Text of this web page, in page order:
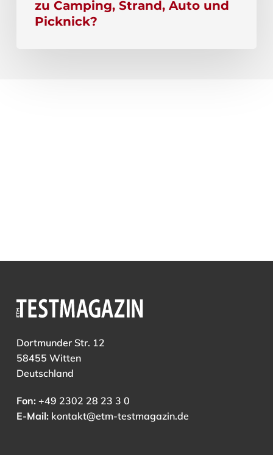
zu Camping, Strand, Auto und
Picknick?
Dortmunder Str. 12
58455 Witten
Deutschland
Fon:+49 2302 28 23 3 0
E-Mail: kontakt@etm-testmagazin.de